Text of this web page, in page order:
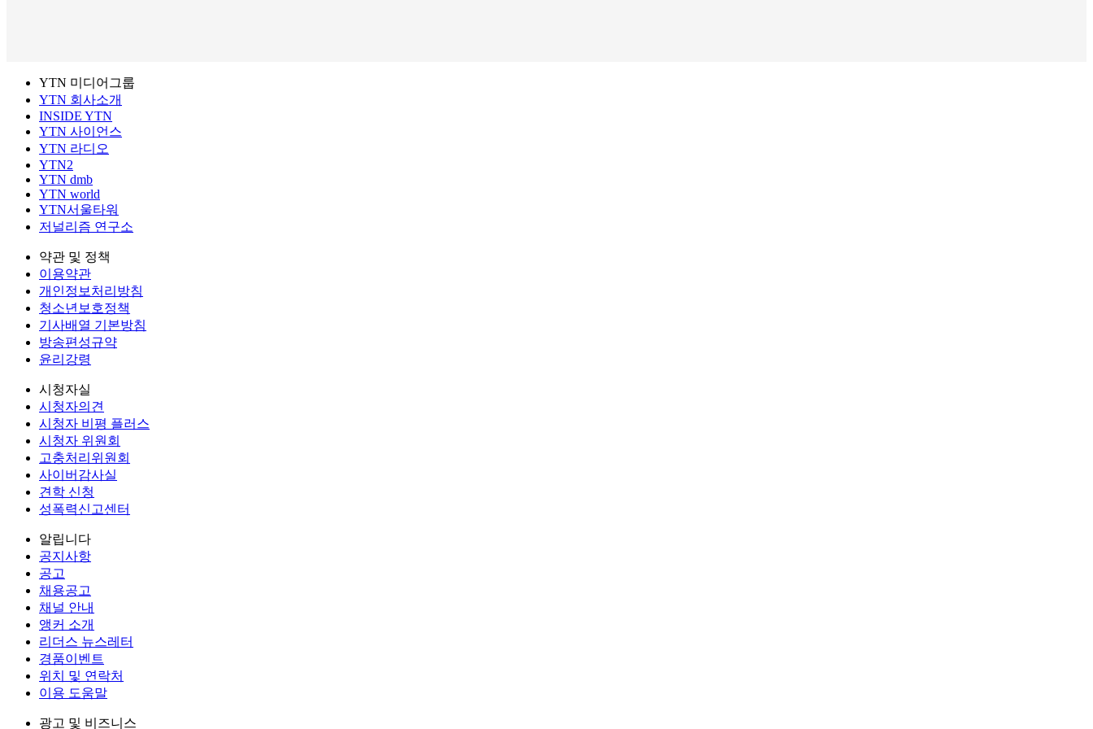
YTN 미디어그룹
YTN 회사소개
INSIDE YTN
YTN 사이언스
YTN 라디오
YTN2
YTN dmb
YTN world
YTN서울타워
저널리즘 연구소
약관 및 정책
이용약관
개인정보처리방침
청소년보호정책
기사배열 기본방침
방송편성규약
윤리강령
시청자실
시청자의견
시청자 비평 플러스
시청자 위원회
고충처리위원회
사이버감사실
견학 신청
성폭력신고센터
알립니다
공지사항
공고
채용공고
채널 안내
앵커 소개
리더스 뉴스레터
경품이벤트
위치 및 연락처
이용 도움말
광고 및 비즈니스